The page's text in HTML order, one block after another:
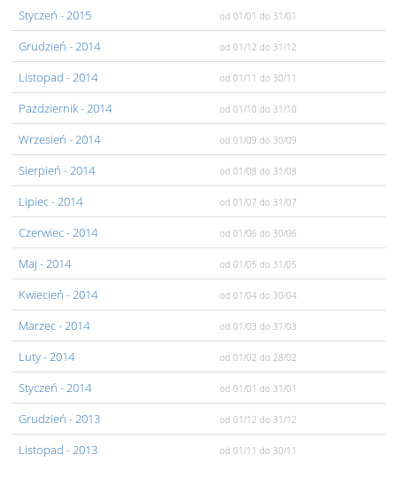
Styczeń - 2015 od 01/01 do 31/01
Grudzień - 2014 od 01/12 do 31/12
Listopad - 2014 od 01/11 do 30/11
Pażdziernik- 2014 od 01/10 do 31/10
Wrzesień - 2014 od 01/09 do 30/09
Sierpień - 2014 od 01/08 do 31/08
Lipiec- 2014 od 01/07 do 31/07
Czerwiec- 2014 od 01/06 do 30/06
Maj - 2014 od 01/05 do 31/05
Kwiecień - 2014 od 01/04 do 30/04
Marzec- 2014 od 01/03 do 31/03
Luty- 2014 od 01/02 do 28/02
Styczeń - 2014 od 01/01 do 31/01
Grudzień - 2013 od 01/12 do 31/12
Listopad - 2013 od 01/11 do 30/11